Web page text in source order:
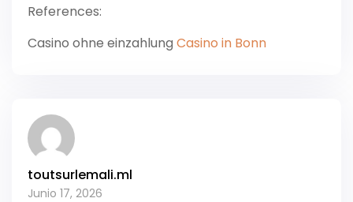
References:
Casino ohne einzahlung Casino in Bonn
toutsurlemali.ml
Junio 17, 2026